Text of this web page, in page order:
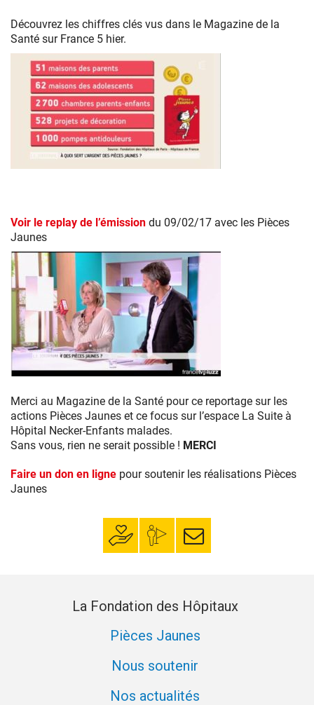
Découvrez les chiffres clés vus dans le Magazine de la
Santé sur France 5 hier.
de
l’utilisation
des
dons
Pièces
Jaunes.
quoi
servent
vos
dons
La
réponse
en
chiffres.
Voir le replay de l’émission du 09/02/17 avec les Pièces
Jaunes
de
la
Santé
sur
5
du
Merci au Magazine de la Santé pour ce reportage sur les
actions Pièces Jaunes et ce focus sur l’espace La Suite à
Hôpital Necker-Enfants malades.
Sans vous, rien ne serait possible ! MERCI
Faire un don en ligne pour soutenir les réalisations Pièces
Jaunes
Faire un donMon espace
donateur
S’inscrire à la
newsletter
La Fondation des Hôpitaux
Pièces Jaunes
Nous soutenir
Nos actualités